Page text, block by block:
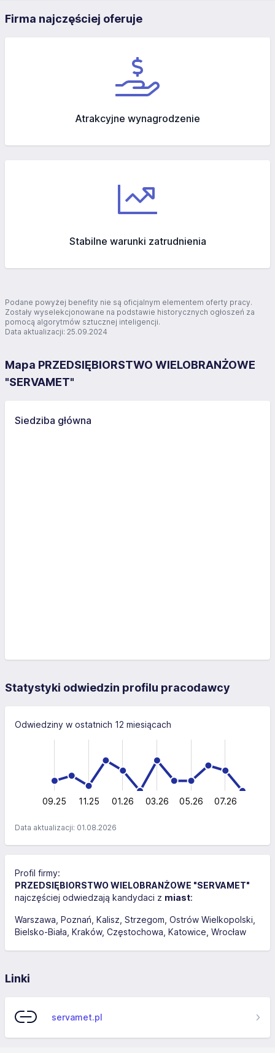
Firma najczęściej oferuje
Atrakcyjne wynagrodzenie
Stabilne warunki zatrudnienia
Podane powyżej benefity nie są oficjalnym elementem oferty pracy.
Zostały wyselekcjonowane na podstawie historycznych ogłoszeń za
pomocą algorytmów sztucznej inteligencji.
Data aktualizacji: 25.09.2024
Mapa PRZEDSIĘBIORSTWO WIELOBRANŻOWE
"SERVAMET"
Siedziba główna
Statystyki odwiedzin profilu pracodawcy
Odwiedziny w ostatnich 12 miesiącach
L
09.25 11.25 01.26 03.26 05.26 07.26
Data aktualizacji: 01.08.2026
Profil firmy:
PRZEDSIĘBIORSTWO WIELOBRANŻOWE "SERVAMET"
najczęściej odwiedzają kandydaci z miast:
Warszawa Poznań Kalisz Strzegom Ostrów Wielkopolski
Bielsko-Biała Kraków Częstochowa Katowice Wrocław
Linki
servamet.pl